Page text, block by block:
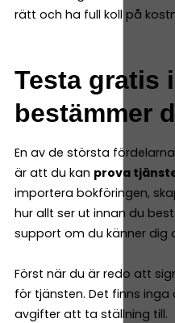
rätt och ha full koll på
Testa gratis
bestämmer
En av de största
är att du kan prova
importera bokföringen,
hur allt ser ut innan du
support om du känner dig
Först när du är redo att
för tjänsten. Det finns
avgifter att ta ställning till.